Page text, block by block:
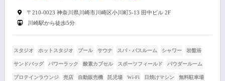
〒210-0023 神奈川県川崎市川崎区小川町5-13 田中ビル 2F
川崎駅から徒歩5分
スタジオ ホットスタジオ プール サウナ スパ・バスルーム シャワー 岩盤浴
サンドバッグ パワーラック 酸素カプセル スポーツフィールド パウダールーム
プロテインラウンジ 売店 自動販売機 託児場 Wi-Fi 日焼けマシン 無料駐車場